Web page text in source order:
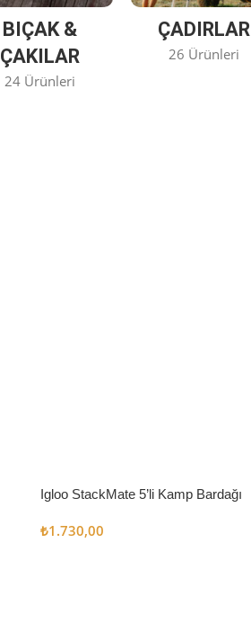
BIÇAK &
ÇAKILAR
24 Ürünleri
ÇADIRLAR
26 Ürünleri
Igloo StackMate 5’li Kamp Bardağı
₺1.730,00